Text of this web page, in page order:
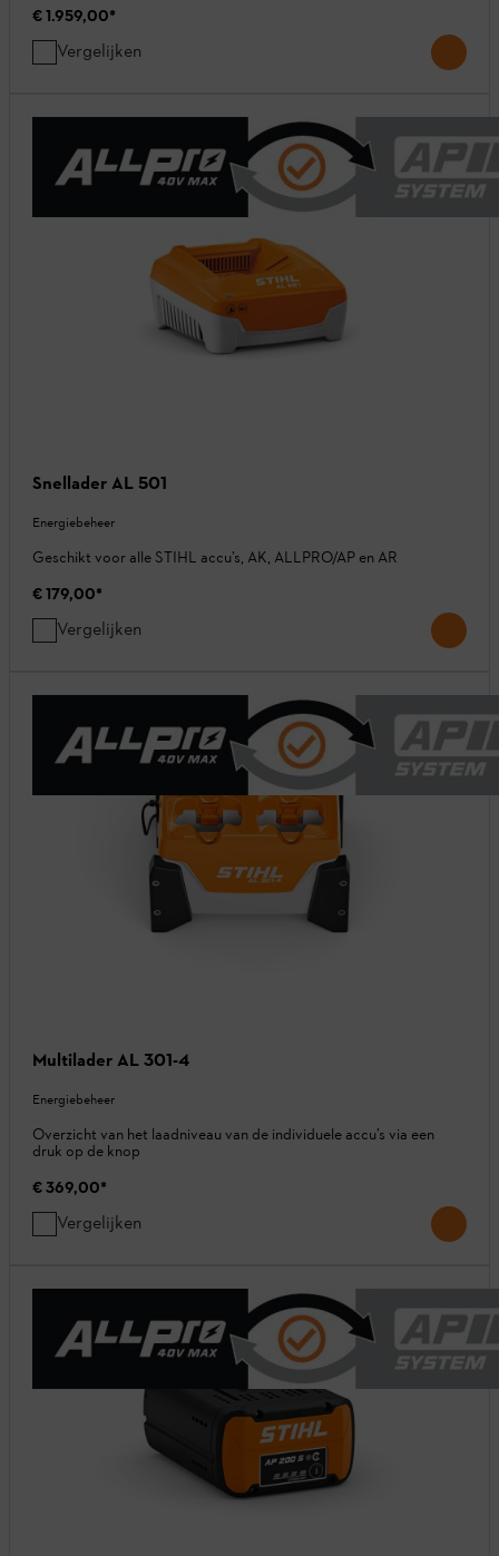
€ 1.959,00*
Vergelijken
Snellader AL 501
Energiebeheer
Geschikt voor alle STIHL accu’s, AK, ALLPRO/AP en AR
€ 179,00*
Vergelijken
Multilader AL 301-4
Energiebeheer
Overzicht van het laadniveau van de individuele accu’s via een
druk op de knop
€ 369,00*
Vergelijken